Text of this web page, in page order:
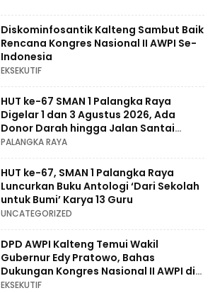
Diskominfosantik Kalteng Sambut Baik
Rencana Kongres Nasional II AWPI Se-
Indonesia
EKSEKUTIF
HUT ke-67 SMAN 1 Palangka Raya
Digelar 1 dan 3 Agustus 2026, Ada
Donor Darah hingga Jalan Santai
Berhadiah Doorprize
PALANGKA RAYA
HUT ke-67, SMAN 1 Palangka Raya
Luncurkan Buku Antologi ‘Dari Sekolah
untuk Bumi’ Karya 13 Guru
UNCATEGORIZED
DPD AWPI Kalteng Temui Wakil
Gubernur Edy Pratowo, Bahas
Dukungan Kongres Nasional II AWPI di
Kalimantan Tengah
EKSEKUTIF